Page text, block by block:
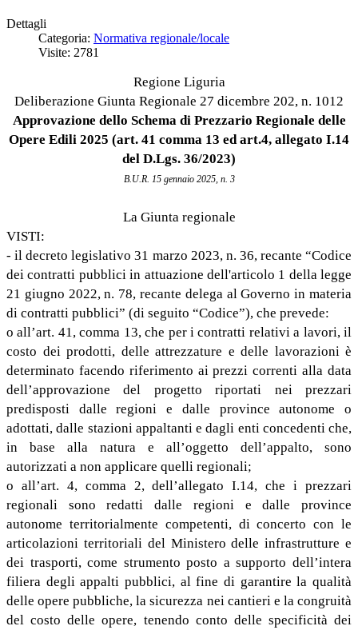
Dettagli
Categoria: Normativa regionale/locale
Visite: 2781
Regione Liguria
Deliberazione Giunta Regionale 27 dicembre 202, n. 1012
Approvazione dello Schema di Prezzario Regionale delle
Opere Edili 2025 (art. 41 comma 13 ed art.4, allegato I.14
del D.Lgs. 36/2023)
B.U.R. 15 gennaio 2025, n. 3
La Giunta regionale
VISTI:
- il decreto legislativo 31 marzo 2023, n. 36, recante “Codice
dei contratti pubblici in attuazione dell'articolo 1 della legge
21 giugno 2022, n. 78, recante delega al Governo in materia
di contratti pubblici” (di seguito “Codice”), che prevede:
o all’art. 41, comma 13, che per i contratti relativi a lavori, il
costo dei prodotti, delle attrezzature e delle lavorazioni è
determinato facendo riferimento ai prezzi correnti alla data
dell’approvazione del progetto riportati nei prezzari
predisposti dalle regioni e dalle province autonome o
adottati, dalle stazioni appaltanti e dagli enti concedenti che,
in base alla natura e all’oggetto dell’appalto, sono
autorizzati a non applicare quelli regionali;
o all’art. 4, comma 2, dell’allegato I.14, che i prezzari
regionali sono redatti dalle regioni e dalle province
autonome territorialmente competenti, di concerto con le
articolazioni territoriali del Ministero delle infrastrutture e
dei trasporti, come strumento posto a supporto dell’intera
filiera degli appalti pubblici, al fine di garantire la qualità
delle opere pubbliche, la sicurezza nei cantieri e la congruità
del costo delle opere, tenendo conto delle specificità dei